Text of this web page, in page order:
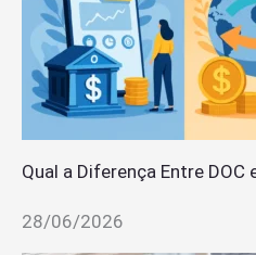
Qual a Diferença Entre DOC
28/06/2026